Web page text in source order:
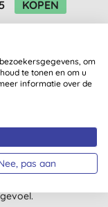
KOPEN
om
te tonen en om u
informatie over de
pas aan